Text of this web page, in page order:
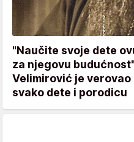
"Naučite svoje dete
za njegovu
Velimirović je
svako dete i porodicu